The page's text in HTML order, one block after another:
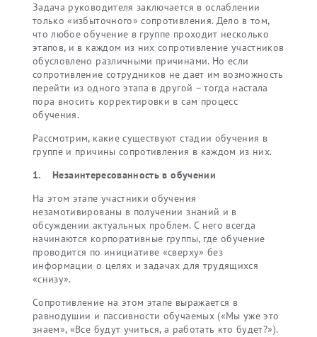
Задача руководителя заключается в ослаблении
только «избыточного» сопротивления. Дело в том,
что любое обучение в группе проходит несколько
этапов, и в каждом из них сопротивление участников
обусловлено различными причинами. Но если
сопротивление сотрудников не дает им возможность
перейти из одного этапа в другой – тогда настала
пора вносить корректировки в сам процесс
обучения.
Рассмотрим, какие существуют стадии обучения в
группе и причины сопротивления в каждом из них.
1. Незаинтересованность в обучении
На этом этапе участники обучения
незамотивированы в получении знаний и в
обсуждении актуальных проблем. С него всегда
начинаются корпоративные группы, где обучение
проводится по инициативе «сверху» без
информации о целях и задачах для трудящихся
«снизу».
Сопротивление на этом этапе выражается в
равнодушии и пассивности обучаемых («Мы уже это
знаем», «Все будут учиться, а работать кто будет?»).